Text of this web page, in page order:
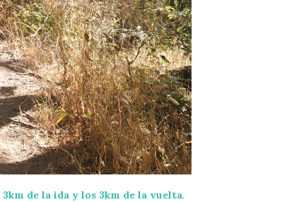
3km de la ida y los 3km de la vuelta.